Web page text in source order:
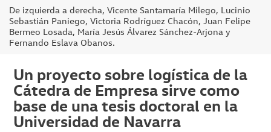
De izquierda a derecha, Vicente Santamaría Milego, Lucinio
Sebastián Paniego, Victoria Rodríguez Chacón, Juan Felipe
Bermeo Losada, María Jesús Álvarez Sánchez-Arjona y
Fernando Eslava Obanos.
Un proyecto sobre logística de la
Cátedra de Empresa sirve como
base de una tesis doctoral en la
Universidad de Navarra